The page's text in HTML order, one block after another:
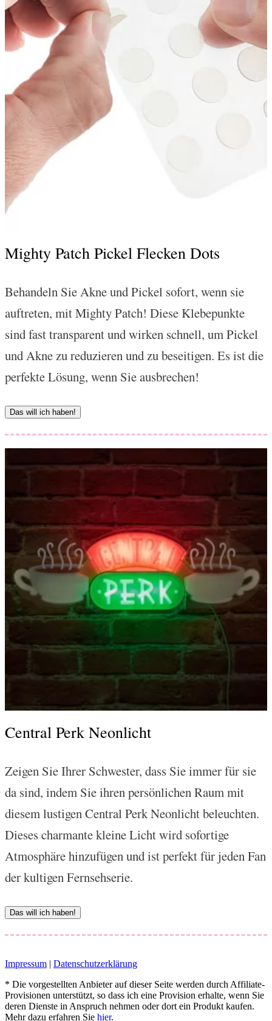
Mighty Patch Pickel Flecken Dots
Behandeln Sie Akne und Pickel sofort, wenn sie
auftreten, mit Mighty Patch! Diese Klebepunkte
sind fast transparent und wirken schnell, um Pickel
und Akne zu reduzieren und zu beseitigen. Es ist die
perfekte Lösung, wenn Sie ausbrechen!
Das will ich haben!
Central Perk Neonlicht
Zeigen Sie Ihrer Schwester, dass Sie immer für sie
da sind, indem Sie ihren persönlichen Raum mit
diesem lustigen Central Perk Neonlicht beleuchten.
Dieses charmante kleine Licht wird sofortige
Atmosphäre hinzufügen und ist perfekt für jeden Fan
der kultigen Fernsehserie.
Das will ich haben!
Impressum | Datenschutzerklärung
* Die vorgestellten Anbieter auf dieser Seite werden durch Affiliate-
Provisionen unterstützt, so dass ich eine Provision erhalte, wenn Sie
deren Dienste in Anspruch nehmen oder dort ein Produkt kaufen.
Mehr dazu erfahren Sie hier.